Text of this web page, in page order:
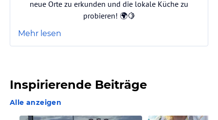
neue Orte zu erkunden und die lokale Küche zu
probieren! 🌍🍋
Mehr lesen
Inspirierende Beiträge
Alle anzeigen